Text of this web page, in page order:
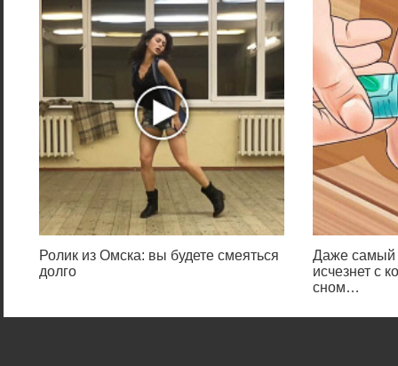
Ролик из Омска: вы будете смеяться
долго
Даже самый
исчезнет с
сном…